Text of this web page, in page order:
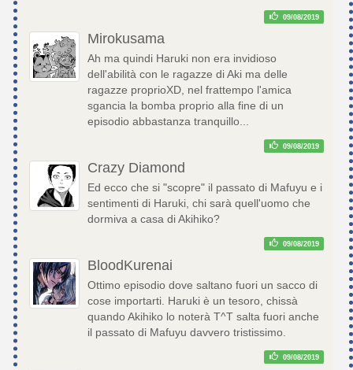
09/08/2019
Mirokusama
Ah ma quindi Haruki non era invidioso
dell'abilità con le ragazze di Aki ma delle
ragazze proprioXD, nel frattempo l'amica
sgancia la bomba proprio alla fine di un
episodio abbastanza tranquillo...
09/08/2019
Crazy Diamond
Ed ecco che si "scopre" il passato di Mafuyu e i
sentimenti di Haruki, chi sarà quell'uomo che
dormiva a casa di Akihiko?
09/08/2019
BloodKurenai
Ottimo episodio dove saltano fuori un sacco di
cose importarti. Haruki è un tesoro, chissà
quando Akihiko lo noterà T^T salta fuori anche
il passato di Mafuyu davvero tristissimo.
09/08/2019